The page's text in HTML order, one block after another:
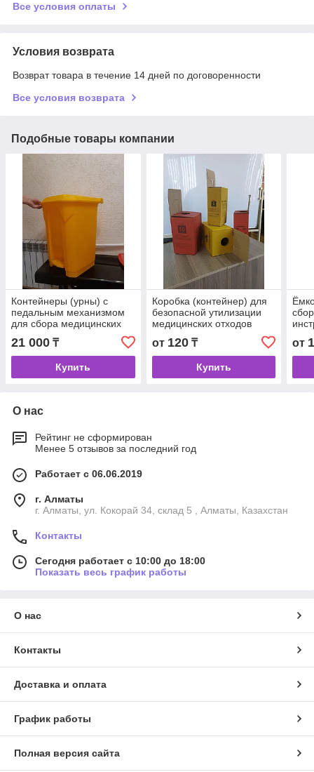
Все условия оплаты
Условия возврата
Возврат товара в течение 14 дней по договоренности
Все условия возврата
Подобные товары компании
Контейнеры (урны) с
педальным механизмом
для сбора медицинских
21 000 ₸
Купить
Коробка (контейнер) для
безопасной утилизации
медицинских отходов
от 120₸
Купить
"Г"
от
О нас
Рейтинг не сформирован
Менее 5 отзывов за последний год
Работает с 06.06.2019
г. Алматы
г. Алматы, ул. Кокорай 34, склад 5 , Алматы, Казахстан
Контакты
Сегодня работает с 10:00 до 18:00
Показать весь график работы
О нас
Контакты
Доставка и оплата
График работы
Полная версия сайта